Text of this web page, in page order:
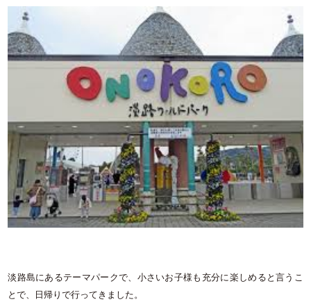
淡路島にあるテーマパークで、小さいお子様も充分に楽しめると言うこ
とで、日帰りで行ってきました。